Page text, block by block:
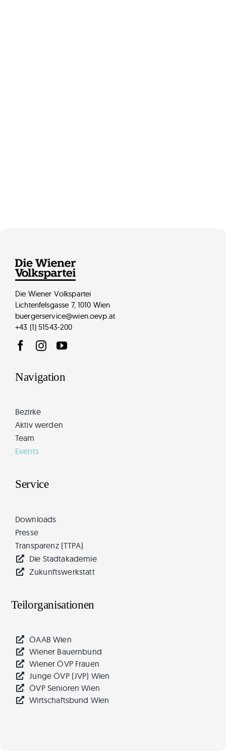
Die Wiener Volkspartei
Lichtenfelsgasse 7, 1010 Wien
buergerservice@wien.oevp.at
+43 (1) 51543-200
Navigation
Bezirke
Aktiv werden
Team
Events
Service
Downloads
Presse
Transparenz (TTPA)
Die Stadtakademie
Zukunftswerkstatt
Teilorganisationen
ÖAAB Wien
Wiener Bauernbund
Wiener ÖVP Frauen
Junge ÖVP (JVP) Wien
ÖVP Senioren Wien
Wirtschaftsbund Wien